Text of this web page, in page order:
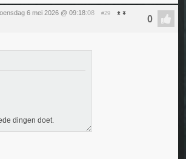
6 mei 2026 @ 09:18:08 #29
dingen doet.